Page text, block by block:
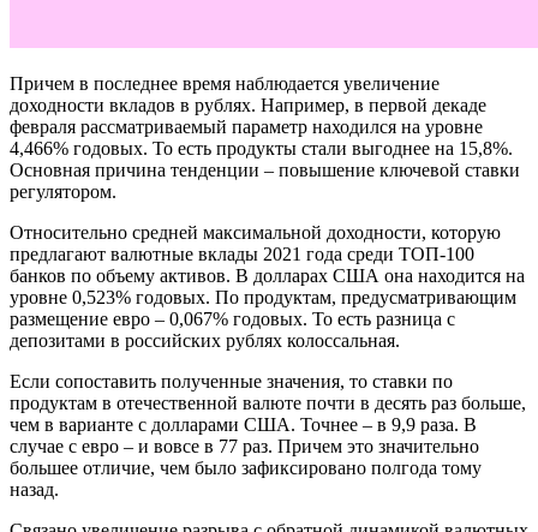
Причем в последнее время наблюдается увеличение
доходности вкладов в рублях. Например, в первой декаде
февраля рассматриваемый параметр находился на уровне
4,466% годовых. То есть продукты стали выгоднее на 15,8%.
Основная причина тенденции – повышение ключевой ставки
регулятором.
Относительно средней максимальной доходности, которую
предлагают валютные вклады 2021 года среди ТОП-100
банков по объему активов. В долларах США она находится на
уровне 0,523% годовых. По продуктам, предусматривающим
размещение евро – 0,067% годовых. То есть разница с
депозитами в российских рублях колоссальная.
Если сопоставить полученные значения, то ставки по
продуктам в отечественной валюте почти в десять раз больше,
чем в варианте с долларами США. Точнее – в 9,9 раза. В
случае с евро – и вовсе в 77 раз. Причем это значительно
большее отличие, чем было зафиксировано полгода тому
назад.